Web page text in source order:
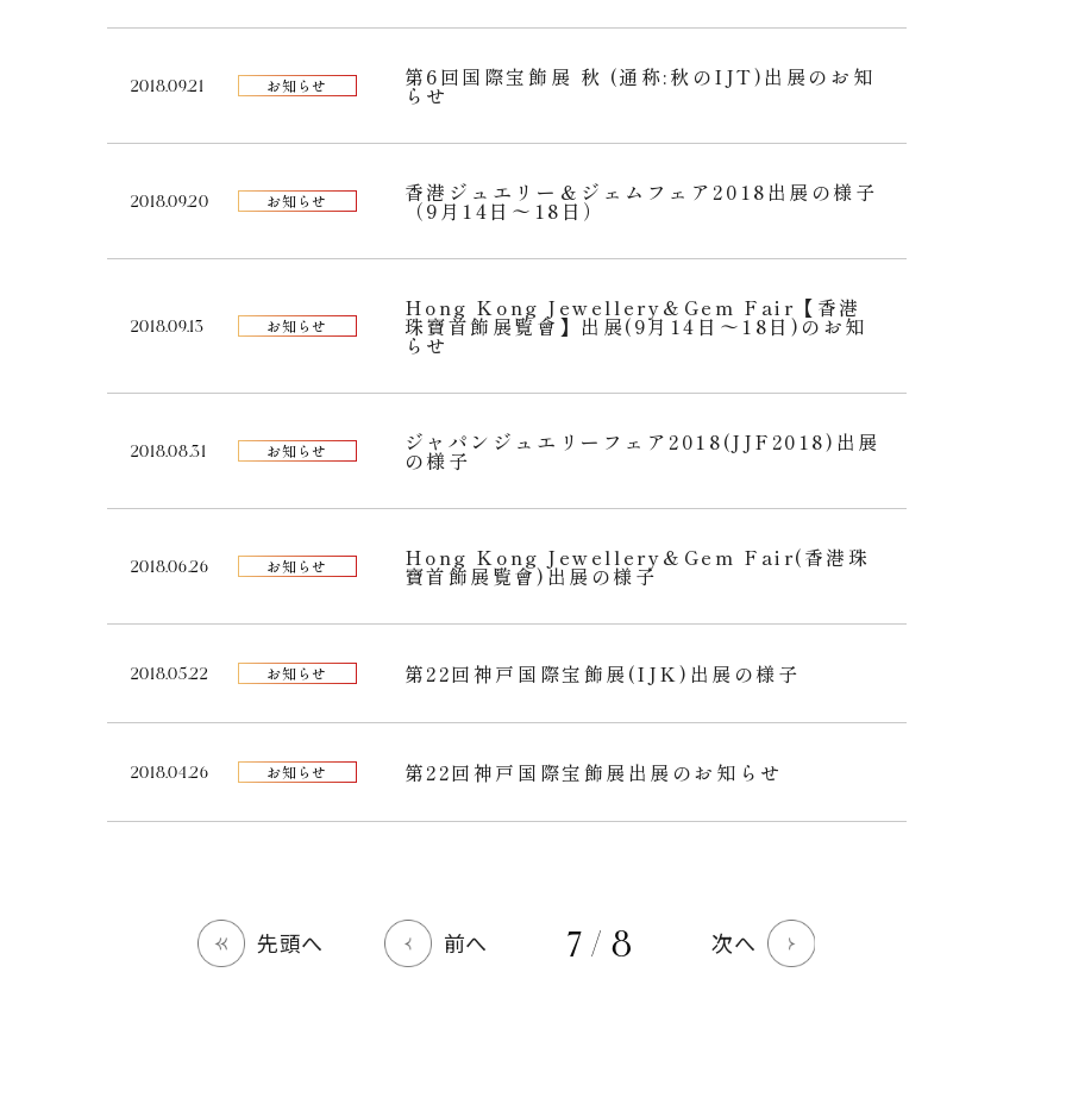
2018.09.21 お知らせ 第6回国際宝飾展 秋 (通称:秋のIJT)出展のお知
らせ
2018.09.20 お知らせ 香港ジュエリー＆ジェムフェア2018出展の様子
（9月14日〜18日）
2018.09.13 お知らせ
Hong Kong Jewellery＆Gem Fair【香港
珠寶首飾展覧會】出展(9月14日〜18日)のお知
らせ
2018.08.31 お知らせ ジャパンジュエリーフェア2018(JJF2018)出展
の様子
2018.06.26 お知らせ Hong Kong Jewellery＆Gem Fair(香港珠
寶首飾展覧會)出展の様子
2018.05.22 お知らせ 第22回神戸国際宝飾展(IJK)出展の様子
2018.04.26 お知らせ 第22回神戸国際宝飾展出展のお知らせ
7 / 8
先頭へ 前へ 次へ